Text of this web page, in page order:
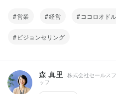
営業 経営 ココロオド
ビジョンセリング
森 真里
株式会社セールス
ッフ